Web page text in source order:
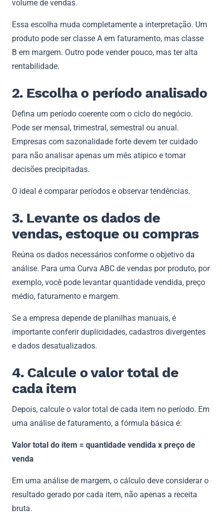
volume de vendas.
Essa escolha muda completamente a interpretação. Um
produto pode ser classe A em faturamento, mas classe
B em margem. Outro pode vender pouco, mas ter alta
rentabilidade.
2. Escolha o período analisado
Defina um período coerente com o ciclo do negócio.
Pode ser mensal, trimestral, semestral ou anual.
Empresas com sazonalidade forte devem ter cuidado
para não analisar apenas um mês atípico e tomar
decisões precipitadas.
O ideal é comparar períodos e observar tendências.
3. Levante os dados de
vendas, estoque ou compras
Reúna os dados necessários conforme o objetivo da
análise. Para uma Curva ABC de vendas por produto, por
exemplo, você pode levantar quantidade vendida, preço
médio, faturamento e margem.
Se a empresa depende de planilhas manuais, é
importante conferir duplicidades, cadastros divergentes
e dados desatualizados.
4. Calcule o valor total de
cada item
Depois, calcule o valor total de cada item no período. Em
uma análise de faturamento, a fórmula básica é:
Valor total do item = quantidade vendida x preço de
venda
Em uma análise de margem, o cálculo deve considerar o
resultado gerado por cada item, não apenas a receita
bruta.